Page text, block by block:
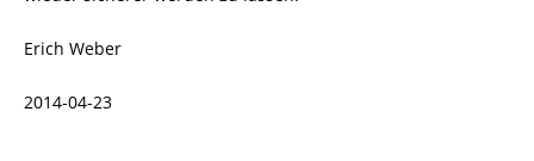
Erich Weber
2014-04-23